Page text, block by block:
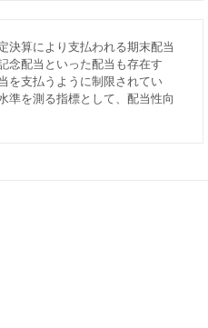
決算により支払われる期末配当
念配当といった配当も存在す
を支払うように制限されてい
準を測る指標として、配当性向